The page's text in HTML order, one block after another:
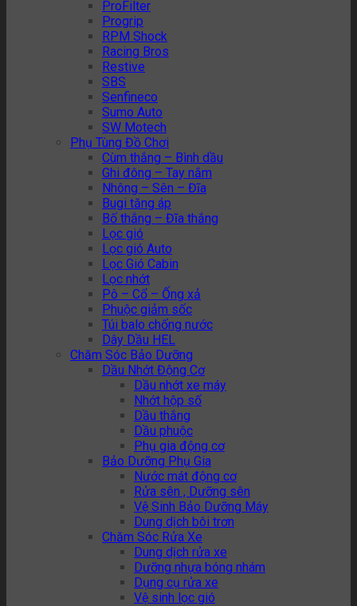
ProFilter
Progrip
RPM Shock
Racing Bros
Restive
SBS
Senfineco
Sumo Auto
SW Motech
Phụ Tùng Đồ Chơi
Cùm thắng – Bình dầu
Ghi đông – Tay nắm
Nhông – Sên – Đĩa
Bugi tăng áp
Bố thắng – Đĩa thắng
Lọc gió
Lọc gió Auto
Lọc Gió Cabin
Lọc nhớt
Pô – Cổ – Ống xả
Phuộc giảm sốc
Túi balo chống nước
Dây Dầu HEL
Chăm Sóc Bảo Dưỡng
Dầu Nhớt Động Cơ
Dầu nhớt xe máy
Nhớt hộp số
Dầu thắng
Dầu phuộc
Phụ gia động cơ
Bảo Dưỡng Phụ Gia
Nước mát động cơ
Rửa sên , Dưỡng sên
Vệ Sinh Bảo Dưỡng Máy
Dung dịch bôi trơn
Chăm Sóc Rửa Xe
Dung dịch rửa xe
Dưỡng nhựa bóng nhám
Dụng cụ rửa xe
Vệ sinh lọc gió